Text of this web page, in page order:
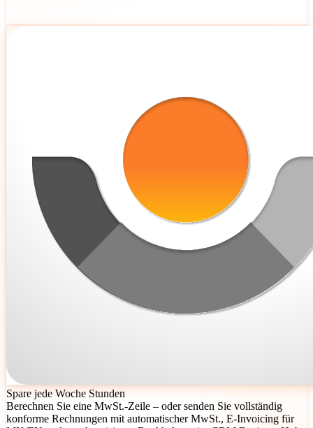
Spare jede Woche Stunden
Berechnen Sie eine MwSt.-Zeile – oder senden Sie vollständig
konforme Rechnungen mit automatischer MwSt., E-Invoicing für